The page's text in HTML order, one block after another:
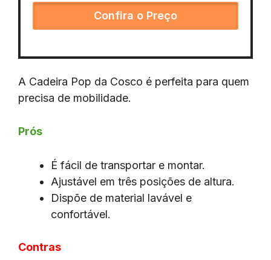
Confira o Preço
A Cadeira Pop da Cosco é perfeita para quem
precisa de mobilidade.
Prós
É fácil de transportar e montar.
Ajustável em três posições de altura.
Dispõe de material lavável e
confortável.
Contras